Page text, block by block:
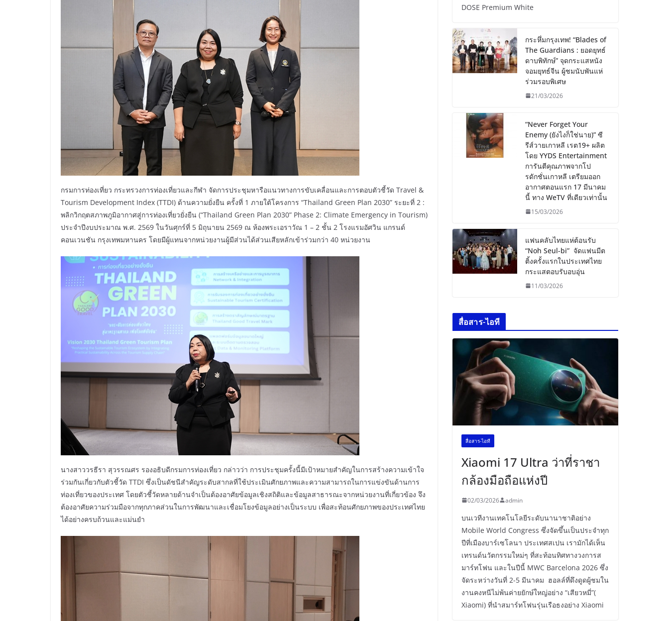
กรมการท่องเที่ยว กระทรวงการท่องเที่ยวและกีฬา จัดการประชุมหารือแนวทางการขับเคลื่อนและการตอบตัวชี้วัด Travel &
Tourism Development Index (TTDI) ด้านความยั่งยืน ครั้งที่ 1 ภายใต้โครงการ “Thailand Green Plan 2030” ระยะที่ 2 :
พลิกวิกฤตสภาพภูมิอากาศสู่การท่องเที่ยวยั่งยืน (“Thailand Green Plan 2030” Phase 2: Climate Emergency in Tourism)
ประจำปีงบประมาณ พ.ศ. 2569 ในวันศุกร์ที่ 5 มิถุนายน 2569 ณ ห้องพระเอราวัณ 1 – 2 ชั้น 2 โรงแรมอัศวิน แกรนด์
คอนเวนชัน กรุงเทพมหานคร โดยมีผู้แทนจากหน่วยงานผู้มีส่วนได้ส่วนเสียหลักเข้าร่วมกว่า 40 หน่วยงาน
นางสาววรธีรา สุวรรณศร รองอธิบดีกรมการท่องเที่ยว กล่าวว่า การประชุมครั้งนี้มีเป้าหมายสำคัญในการสร้างความเข้าใจ
ร่วมกันเกี่ยวกับตัวชี้วัด TTDI ซึ่งเป็นดัชนีสำคัญระดับสากลที่ใช้ประเมินศักยภาพและความสามารถในการแข่งขันด้านการ
ท่องเที่ยวของประเทศ โดยตัวชี้วัดหลายด้านจำเป็นต้องอาศัยข้อมูลเชิงสถิติและข้อมูลสาธารณะจากหน่วยงานที่เกี่ยวข้อง จึง
ต้องอาศัยความร่วมมือจากทุกภาคส่วนในการพัฒนาและเชื่อมโยงข้อมูลอย่างเป็นระบบ เพื่อสะท้อนศักยภาพของประเทศไทย
ได้อย่างครบถ้วนและแม่นยำ
DOSE Premium White
กระหึ่มกรุงเทพ! “Blades of
The Guardians : ยอดยุทธ์
ดาบพิทักษ์” จุดกระแสหนัง
จอมยุทธ์จีน ผู้ชมนับพันแห่
ร่วมรอบพิเศษ
21/03/2026
“Never Forget Your
Enemy (ยังไงก็ใช่นาย)” ซี
รีส์วายเกาหลี เรต19+ ผลิต
โดย YYDS Entertainment
การันตีคุณภาพจากโป
รดักชั่นเกาหลี เตรียมออก
อากาศตอนแรก 17 มีนาคม
นี้ ทาง WeTV ที่เดียวเท่านั้น
15/03/2026
แฟนคลับไทยแห่ต้อนรับ
“Noh Seul-bi” จัดแฟนมีต
ติ้งครั้งแรกในประเทศไทย
กระแสตอบรับอบอุ่น
11/03/2026
สื่อสาร-ไอที
สื่อสาร-ไอที
Xiaomi 17 Ultra ว่าที่ราชา
กล้องมือถือแห่งปี
02/03/2026 admin
บนเวทีงานเทคโนโลยีระดับนานาชาติอย่าง
Mobile World Congress ซึ่งจัดขึ้นเป็นประจำทุก
ปีที่เมืองบาร์เซโลนา ประเทศสเปน เรามักได้เห็น
เทรนด์นวัตกรรมใหม่ๆ ที่สะท้อนทิศทางวงการส
มาร์ทโฟน และในปีนี้ MWC Barcelona 2026 ซึ่ง
จัดระหว่างวันที่ 2-5 มีนาคม ฮอลล์ที่ดึงดูดผู้ชมใน
งานคงหนีไม่พ้นค่ายยักษ์ใหญ่อย่าง “เสียวหมี่”(
Xiaomi) ที่นำสมาร์ทโฟนรุ่นเรือธงอย่าง Xiaomi